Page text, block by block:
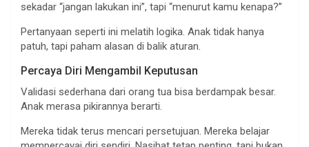
sekadar “jangan lakukan ini”, tapi “menurut kamu kenapa?”
Pertanyaan seperti ini melatih logika. Anak tidak hanya
patuh, tapi paham alasan di balik aturan.
Percaya Diri Mengambil Keputusan
Validasi sederhana dari orang tua bisa berdampak besar.
Anak merasa pikirannya berarti.
Mereka tidak terus mencari persetujuan. Mereka belajar